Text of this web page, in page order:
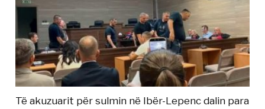
Të akuzuarit për sulmin në Ibër-Lepenc dalin para